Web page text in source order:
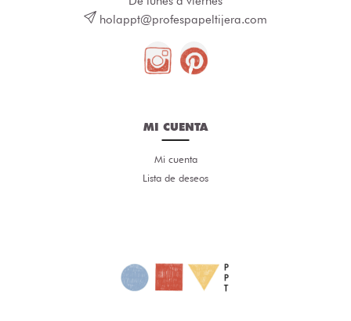
holappt@profespapeltijera.com
MI CUENTA
Mi cuenta
Lista de deseos